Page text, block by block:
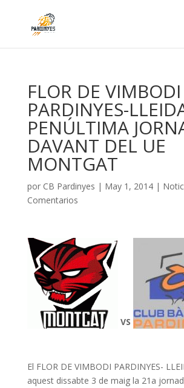
FLOR DE VIMBODI
PARDINYES-
PENÚLTIMA
DAVANT DEL UE
MONTGAT
por CB Pardinyes | May 1, 2014|
Comentarios
VS
El FLOR DE VIMBODI PARDINYES-
aquest dissabte 3 de maig la 21a